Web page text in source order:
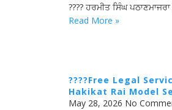
???? ਹਰਮੀਤ ਸਿੰਘ
Read More »
????Free Legal
Hakikat Rai Model
May 28, 2026 No